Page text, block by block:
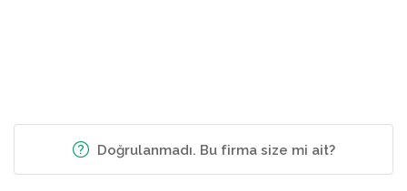
Doğrulanmadı. Bu firma size mi ait?